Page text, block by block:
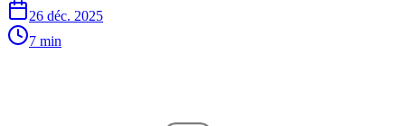
26 déc. 2025
7 min